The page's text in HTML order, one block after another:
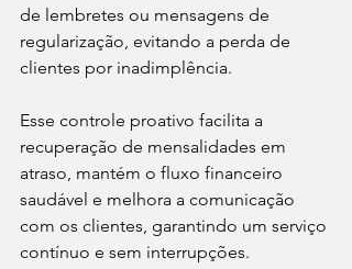
de lembretes ou mensagens de
regularização, evitando a perda de
clientes por inadimplência.
Esse controle proativo facilita a
recuperação de mensalidades em
atraso, mantém o fluxo financeiro
saudável e melhora a comunicação
com os clientes, garantindo um serviço
contínuo e sem interrupções.